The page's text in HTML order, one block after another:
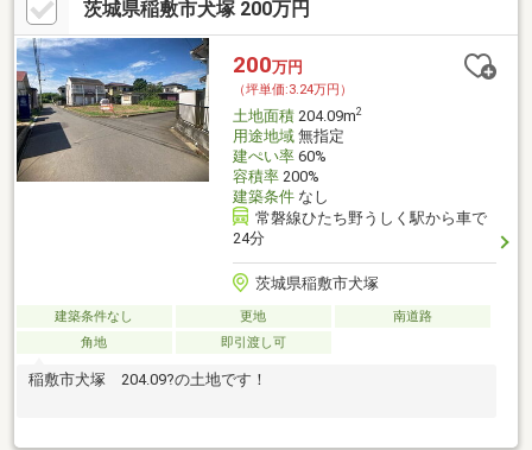
茨城県稲敷市犬塚 200万円
200万円
（坪単価:3.24万円）
土地面積204.09m2
用途地域無指定
建ぺい率60%
容積率200%
建築条件なし
常磐線ひたち野うしく駅から車で
24分
茨城県稲敷市犬塚
建築条件なし 更地
南道路
角地
即引渡し可
稲敷市犬塚 204.09?の土地です！